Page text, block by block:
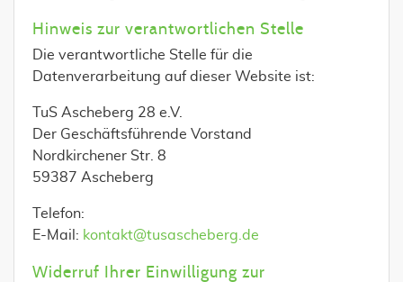
Hinweis zur verantwortlichen Stelle
Die verantwortliche Stelle für die
Datenverarbeitung auf dieser Website ist:
TuS Ascheberg 28 e.V.
Der Geschäftsführende Vorstand
Nordkirchener Str. 8
59387 Ascheberg
Telefon:
E-Mail: kontakt@tusascheberg.de
Widerruf Ihrer Einwilligung zur